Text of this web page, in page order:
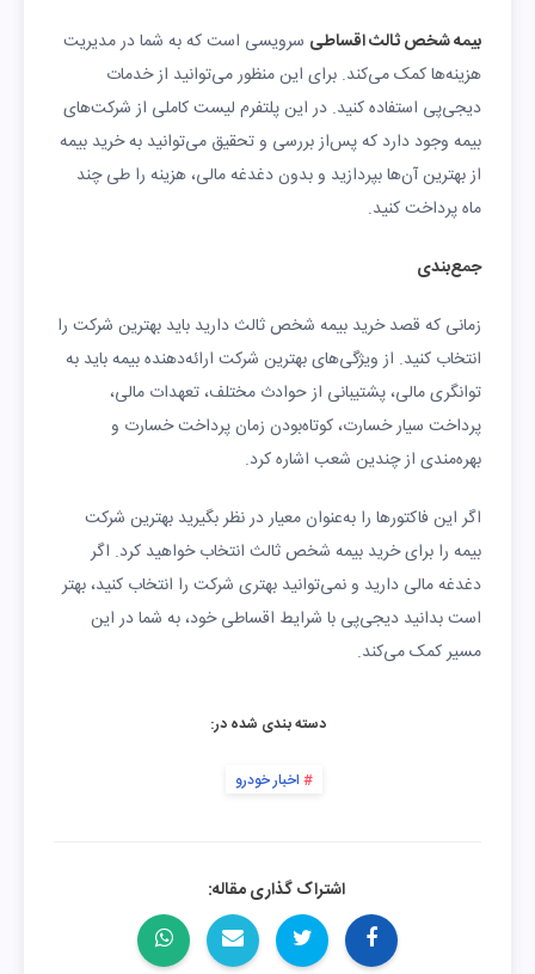
بیمه شخص ثالث اقساطی سرویسی است که به شما در مدیریت
هزینه‌ها کمک می‌کند. برای این منظور می‌توانید از خدمات
دیجی‌پی استفاده کنید. در این پلتفرم لیست کاملی از شرکت‌های
بیمه وجود دارد که پس‌از بررسی و تحقیق می‌توانید به خرید بیمه
از بهترین آن‌ها بپردازید و بدون دغدغه مالی، هزینه را طی چند
ماه پرداخت کنید.
جمع‌بندی
زمانی که قصد خرید بیمه شخص ثالث دارید باید بهترین شرکت را
انتخاب کنید. از ویژگی‌های بهترین شرکت ارائه‌دهنده بیمه باید به
توانگری مالی، پشتیبانی از حوادث مختلف، تعهدات مالی،
پرداخت سیار خسارت، کوتاه‌بودن زمان پرداخت خسارت و
بهره‌مندی از چندین شعب اشاره کرد.
اگر این فاکتورها را به‌عنوان معیار در نظر بگیرید بهترین شرکت
بیمه را برای خرید بیمه شخص ثالث انتخاب خواهید کرد. اگر
دغدغه مالی دارید و نمی‌توانید بهتری شرکت را انتخاب کنید، بهتر
است بدانید دیجی‌پی با شرایط اقساطی خود، به شما در این
مسیر کمک می‌کند.
دسته بندی شده در:
اخبار خودرو
اشتراک گذاری مقاله: